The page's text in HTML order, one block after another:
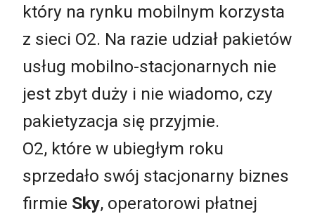
który na rynku mobilnym korzysta
z sieci O2. Na razie udział pakietów
usług mobilno-stacjonarnych nie
jest zbyt duży i nie wiadomo, czy
pakietyzacja się przyjmie.
O2, które w ubiegłym roku
sprzedało swój stacjonarny biznes
firmie Sky, operatorowi płatnej